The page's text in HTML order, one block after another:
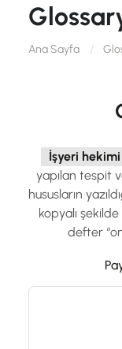
Ana Sayfa
İşyeri hekimi
yapılan tespit
hususların
kopyalı
defter